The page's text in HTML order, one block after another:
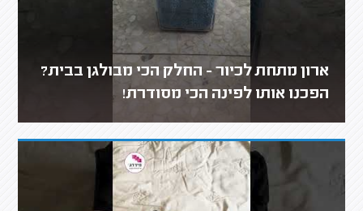
ארון מתחת לכיור - החלק הכי מבולגן בבית?
הפכנו אותו לפינה הכי מסודרת!